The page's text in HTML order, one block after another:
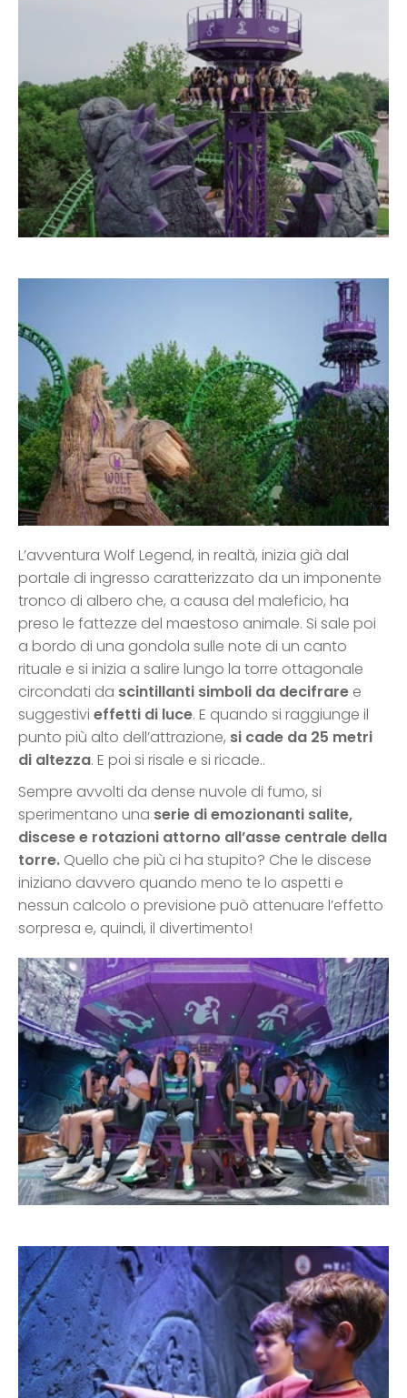
L’avventura Wolf Legend, in realtà, inizia già dal
portale di ingresso caratterizzato da un imponente
tronco di albero che, a causa del maleficio, ha
preso le fattezze del maestoso animale. Si sale poi
a bordo di una gondola sulle note di un canto
rituale e si inizia a salire lungo la torre ottagonale
circondati da scintillanti simboli da decifrare e
suggestivi effetti di luce. E quando si raggiunge il
punto più alto dell’attrazione, si cade da 25 metri
di altezza. E poi si risale e si ricade..
Sempre avvolti da dense nuvole di fumo, si
sperimentano una serie di emozionanti salite,
discese e rotazioni attorno all’asse centrale della
torre. Quello che più ci ha stupito? Che le discese
iniziano davvero quando meno te lo aspetti e
nessun calcolo o previsione può attenuare l’effetto
sorpresa e, quindi, il divertimento!